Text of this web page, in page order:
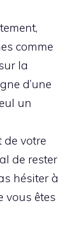
comme
la
d’une
un
de votre
de rester
hésiter à
vous êtes